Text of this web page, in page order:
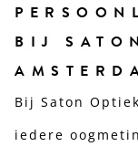
BIJ
Bij Saton
iedere